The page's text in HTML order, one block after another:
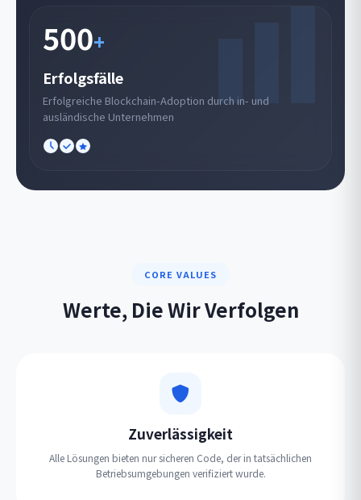
500+
Erfolgsfälle
Erfolgreiche Blockchain-Adoption durch in- und
ausländische Unternehmen
CORE VALUES
Werte, Die Wir Verfolgen
Zuverlässigkeit
Alle Lösungen bieten nur sicheren Code, der in tatsächlichen
Betriebsumgebungen verifiziert wurde.